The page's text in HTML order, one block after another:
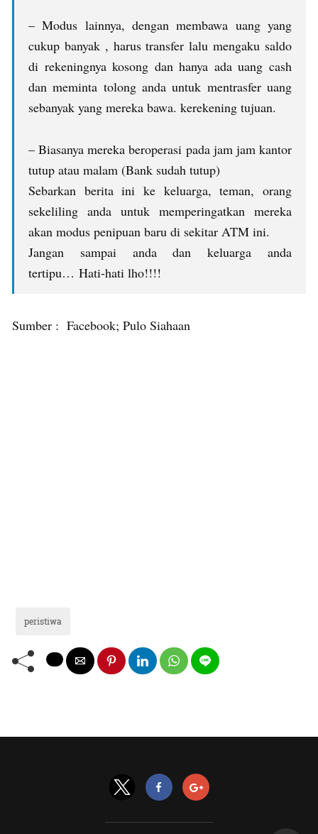
– Modus lainnya, dengan membawa uang yang
cukup banyak , harus transfer lalu mengaku saldo
di rekeningnya kosong dan hanya ada uang cash
dan meminta tolong anda untuk mentrasfer uang
sebanyak yang mereka bawa. kerekening tujuan.
– Biasanya mereka beroperasi pada jam jam kantor
tutup atau malam (Bank sudah tutup)
Sebarkan berita ini ke keluarga, teman, orang
sekeliling anda untuk memperingatkan mereka
akan modus penipuan baru di sekitar ATM ini.
Jangan sampai anda dan keluarga anda
tertipu… Hati-hati lho!!!!
Sumber : Facebook; Pulo Siahaan
peristiwa